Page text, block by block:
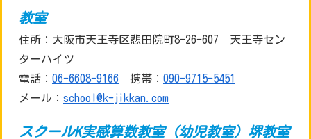
教室
住所：大阪市天王寺区悲田院町8-26-607 天王寺セン
ターハイツ
電話： 06-6608-9166 携帯： 090-9715-5451
メール： school@k-jikkan.com
スクールK実感算数教室（幼児教室）堺教室